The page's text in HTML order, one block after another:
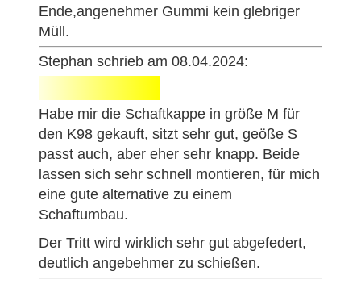
Ende,angenehmer Gummi kein glebriger
Müll.
Stephan schrieb am 08.04.2024:
Habe mir die Schaftkappe in größe M für
den K98 gekauft, sitzt sehr gut, geöße S
passt auch, aber eher sehr knapp. Beide
lassen sich sehr schnell montieren, für mich
eine gute alternative zu einem
Schaftumbau.
Der Tritt wird wirklich sehr gut abgefedert,
deutlich angebehmer zu schießen.